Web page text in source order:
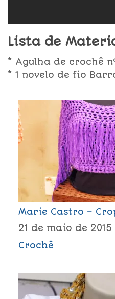
Lista de
* Agulha de crochê
* 1 novelo de fio
Marie Castro –
21 de maio de 2015
Crochê